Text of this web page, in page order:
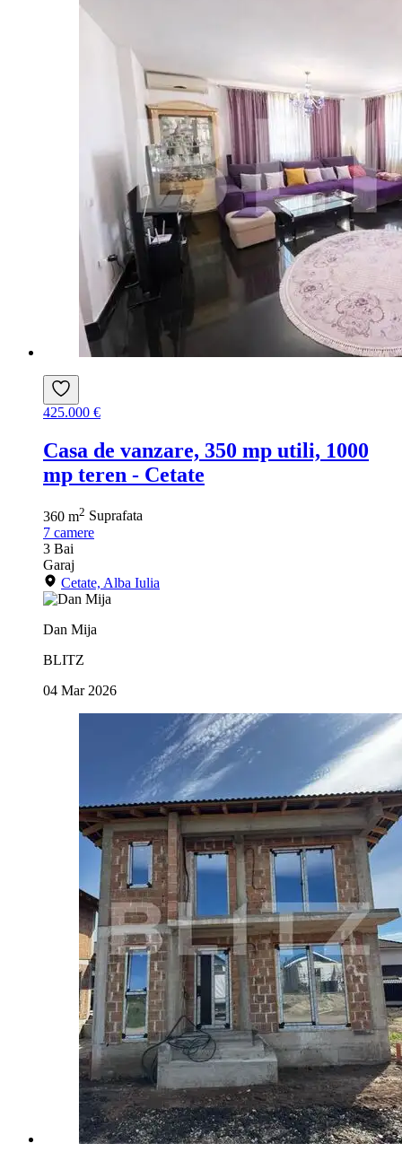
425.000 €
Casa de vanzare, 350 mp utili, 1000
mp teren - Cetate
360 m2 Suprafata
7 camere
3 Bai
Garaj
Cetate, Alba Iulia
Dan Mija
BLITZ
04 Mar 2026